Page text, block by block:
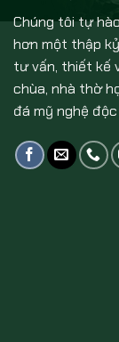
Chúng tôi tự
hơn một thập
tư vấn, thiết kế
chùa, nhà thờ
đá mỹ nghệ